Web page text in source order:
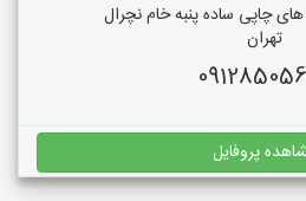
چاپی ساده پنبه خام نچرال
تهران
پروفایل